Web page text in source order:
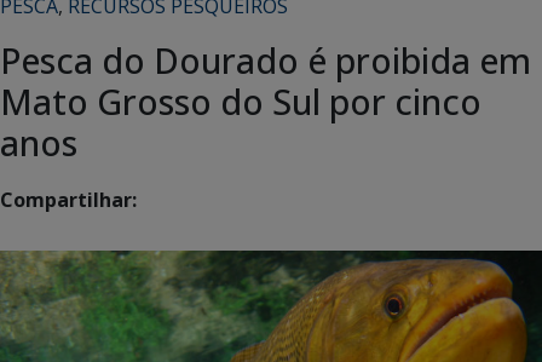
PESCA, RECURSOS PESQUEIROS
Pesca do Dourado é proibida em
Mato Grosso do Sul por cinco
anos
Compartilhar: